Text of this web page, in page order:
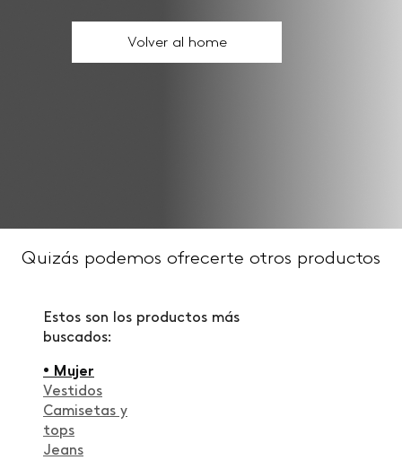
Volver al home
Quizás podemos ofrecerte otros productos
Estos son los productos más
buscados:
• Mujer
Vestidos
Camisetas y
tops
Jeans